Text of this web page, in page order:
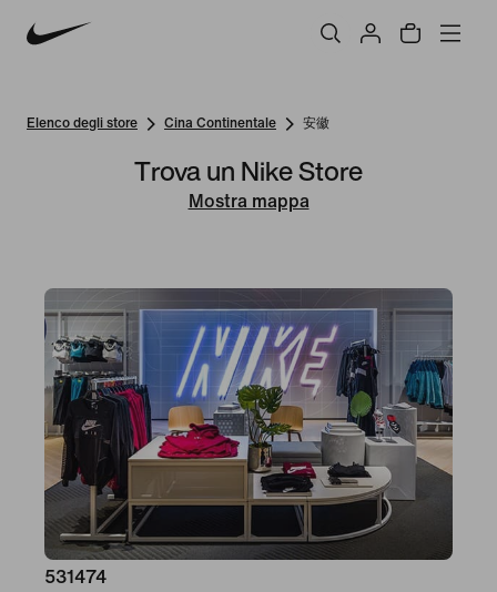
Elenco degli store Cina Continentale 安徽
Trova un Nike Store
Mostra mappa
531474